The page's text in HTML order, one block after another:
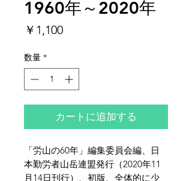
1960年～2020年
￥1,100価
数量 *
カートに追加する
「労山の60年」編集委員会編、日
本勤労者山岳連盟発行（2020年11
月14日刊行）、初版、全体的に少